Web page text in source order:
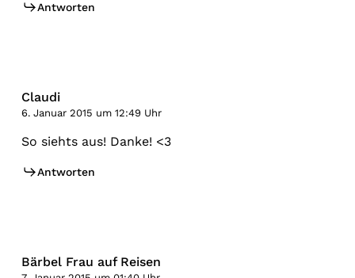
Antworten
Claudi
6. Januar 2015 um 12:49 Uhr
So siehts aus! Danke! <3
Antworten
Bärbel Frau auf Reisen